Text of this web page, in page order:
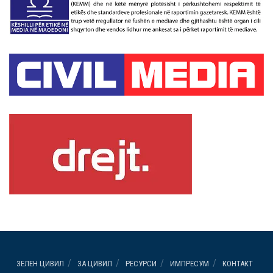
ЗЕЛЕН ЦИВИЛ ЗА ЦИВИЛ РЕСУРСИ ИМПРЕСУМ КОНТАКТ